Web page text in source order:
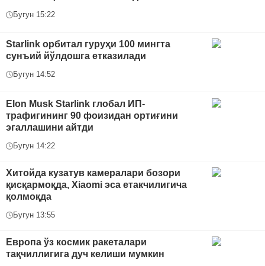
Бугун 15:22
Starlink орбитал гуруҳи 100 мингта
сунъий йўлдошга етказилади
Бугун 14:52
Elon Musk Starlink глобал ИП-
трафигининг 90 фоизидан ортиғини
эгаллашини айтди
Бугун 14:22
Хитойда кузатув камералари бозори
қисқармоқда, Xiaomi эса етакчилигича
қолмоқда
Бугун 13:55
Европа ўз космик ракеталари
тақчиллигига дуч келиши мумкин